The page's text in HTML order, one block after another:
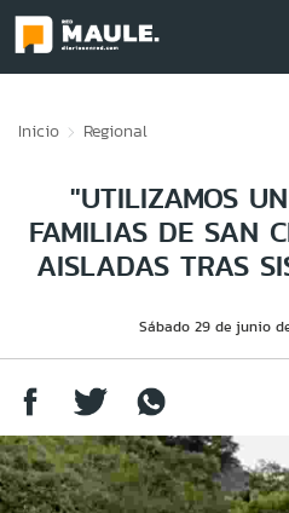
Inicio Regional
"UTILIZAMOS
FAMILIAS DE SAN
AISLADAS TRAS
Sábado 29 de junio